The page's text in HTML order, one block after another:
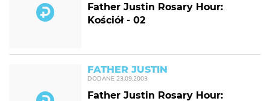
Father Justin Rosary Hour:
Kościół - 02
FATHER JUSTIN
DODANE 23.09.2003
Father Justin Rosary Hour: